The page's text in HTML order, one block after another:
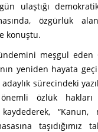
ulaştığı
özgürlük
konuştu.
meşgul
yeniden hayata
sürecindeki
özlük
kaydederek,
taşıdığımız